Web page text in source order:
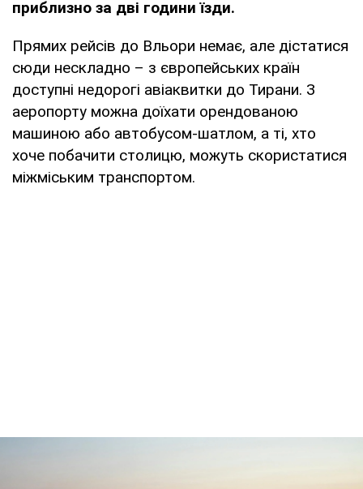
приблизно за дві години їзди.
Прямих рейсів до Вльори немає, але дістатися
сюди нескладно – з європейських країн
доступні недорогі авіаквитки до Тирани. З
аеропорту можна доїхати орендованою
машиною або автобусом-шатлом, а ті, хто
хоче побачити столицю, можуть скористатися
міжміським транспортом.